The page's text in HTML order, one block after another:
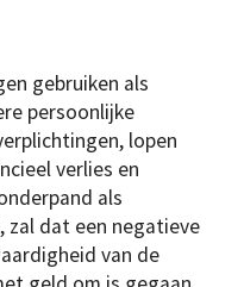
gebruiken als
persoonlijke
lopen
verlies en
als
zal dat een negatieve
van de